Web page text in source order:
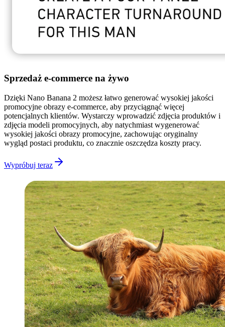
Sprzedaż e-commerce na żywo
Dzięki Nano Banana 2 możesz łatwo generować wysokiej jakości
promocyjne obrazy e-commerce, aby przyciągnąć więcej
potencjalnych klientów. Wystarczy wprowadzić zdjęcia produktów i
zdjęcia modeli promocyjnych, aby natychmiast wygenerować
wysokiej jakości obrazy promocyjne, zachowując oryginalny
wygląd postaci produktu, co znacznie oszczędza koszty pracy.
Wypróbuj teraz